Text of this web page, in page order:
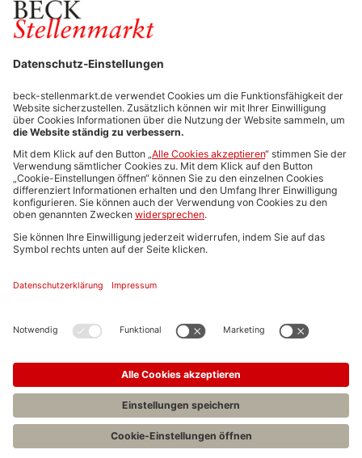
FÜR ARBEITGEBER
Stellenmarktpreise
Anzeigen-AGB
Media-Daten
Newsletteranmeldung
Produktübersicht
ALLGEMEIN
FAQs
Impressum
Stellenangebote C.H.BECK
Entwickelt durchJobiqo